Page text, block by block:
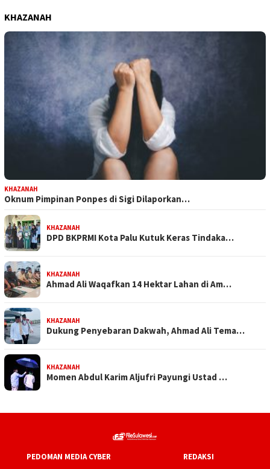
KHAZANAH
KHAZANAH
Oknum Pimpinan Ponpes di Sigi Dilaporkan…
KHAZANAH
DPD BKPRMI Kota Palu Kutuk Keras Tindaka…
KHAZANAH
Ahmad Ali Waqafkan 14 Hektar Lahan di Am…
KHAZANAH
Dukung Penyebaran Dakwah, Ahmad Ali Tema…
KHAZANAH
Momen Abdul Karim Aljufri Payungi Ustad …
PEDOMAN MEDIA CYBER REDAKSI